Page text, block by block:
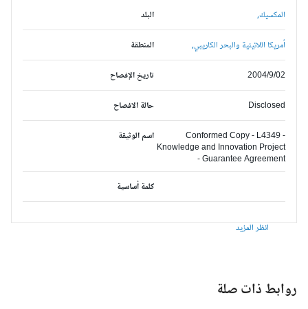
البلد المكسيك,
المنطقة أمريكا اللاتينية والبحر الكاريبي,
تاريخ الإفصاح 2004/9/02
حالة الافصاح Disclosed
اسم الوثيقة
Conformed Copy - L4349 -
Knowledge and Innovation Project
- Guarantee Agreement
كلمة أساسية
انظر المزيد
روابط ذات صلة